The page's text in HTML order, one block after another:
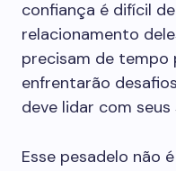
confiança é difícil
relacionamento
precisam de tempo
enfrentarão
deve lidar com
Esse pesadelo não